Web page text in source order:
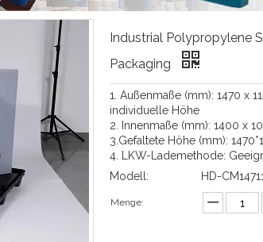
Industrial Polypropylene
Packaging
1. Außenmaße (mm): 1470 x
individuelle Höhe
2. Innenmaße (mm): 1400 x
3.Gefaltete Höhe (mm):
4. LKW-Lademethode:
Modell:
HD-
Menge: